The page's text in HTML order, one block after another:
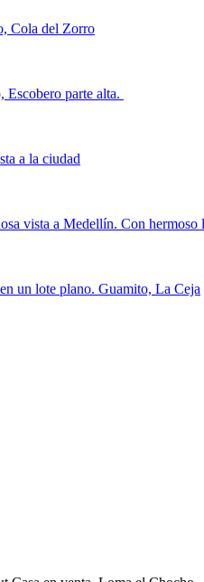
Cola del Zorro
parte alta.
a la ciudad
vista a Medellín. Con
un lote plano. Guamito, La Ceja